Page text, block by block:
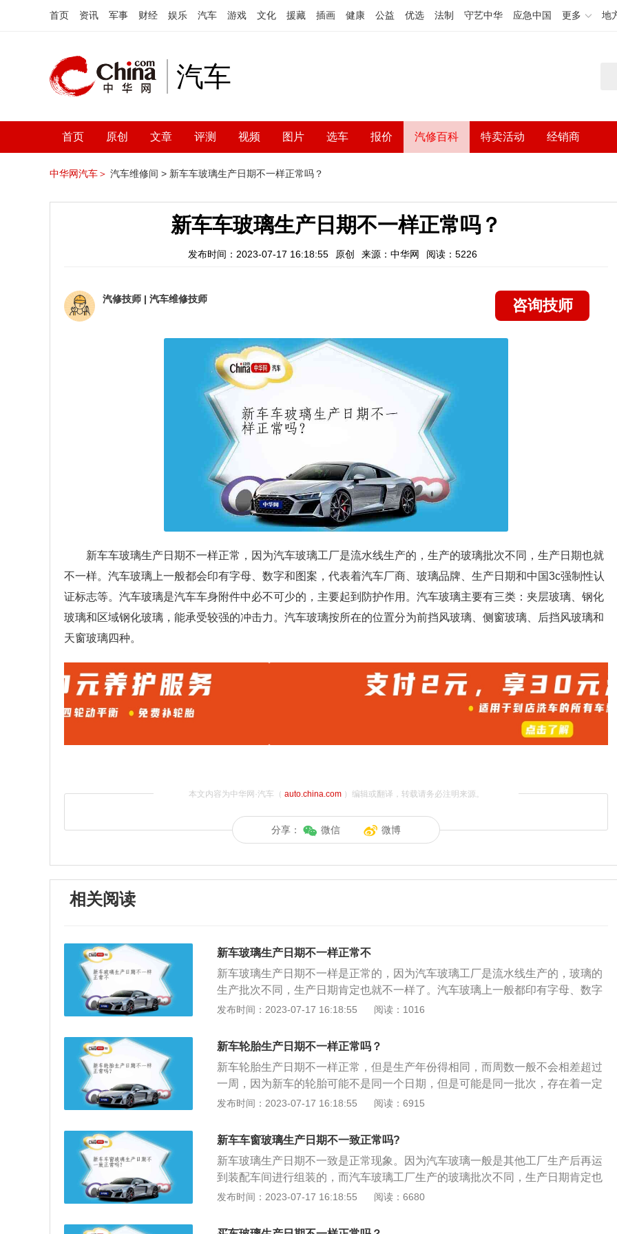
首页 资讯 军事 财经 娱乐 汽车 游戏 文化 援藏 插画 健康 公益 优选 法制 守艺中华 应急中国 更多 地
汽车
首页 原创 文章 评测 视频 图片 选车 报价 汽修百科 特卖活动 经销商
中华网汽车＞ 汽车维修间 > 新车车玻璃生产日期不一样正常吗？
新车车玻璃生产日期不一样正常吗？
发布时间：2023-07-17 16:18:55 原创 来源：中华网 阅读：5226
汽修技师 | 汽车维修技师 咨询技师
新车车玻璃生产日期不一样正常，因为汽车玻璃工厂是流水线生产的，生产的玻璃批次不同，生产日期也就
不一样。汽车玻璃上一般都会印有字母、数字和图案，代表着汽车厂商、玻璃品牌、生产日期和中国3c强制性认
证标志等。汽车玻璃是汽车车身附件中必不可少的，主要起到防护作用。汽车玻璃主要有三类：夹层玻璃、钢化
玻璃和区域钢化玻璃，能承受较强的冲击力。汽车玻璃按所在的位置分为前挡风玻璃、侧窗玻璃、后挡风玻璃和
天窗玻璃四种。
本文内容为中华网·汽车（ auto.china.com）编辑或翻译，转载请务必注明来源。
分享： 微信 微博
相关阅读
新车玻璃生产日期不一样正常不
新车玻璃生产日期不一样是正常的，因为汽车玻璃工厂是流水线生产的，玻璃的
生产批次不同，生产日期肯定也就不一样了。汽车玻璃上一般都印有字母、数字
和图案，代表着汽车厂商、玻璃品牌、生产日期和中国3c强制性认证标志等。汽
具体情况来选择合适的玻璃水，当我们发现风挡玻璃表面模糊的时候，用合适的
玻璃水进行清洗就会明亮许多。而夜间发现玻璃乱反光的问题，也可以用玻璃水
进行擦拭。另外在跑高速或者灰尘多的情况下，玻璃水会用得非常快，也要注意
及时注入新的玻璃水。
发布时间：2023-07-17 16:18:55 阅读：1016
新车轮胎生产日期不一样正常吗？
新车轮胎生产日期不一样正常，但是生产年份得相同，而周数一般不会相差超过
一周，因为新车的轮胎可能不是同一个日期，但是可能是同一批次，存在着一定
的时间差，使得4个轮胎日期不一致，但不会相差太多，如果相差太多的话就需
日期新的轮胎，生产日期最好在1年内。因为轮胎的主要原材料是橡胶，它会随
性变得很差，加速变得很慢，刹车的时候很有可能因为抓地力不够而失控。
发布时间：2023-07-17 16:18:55 阅读：6915
新车车窗玻璃生产日期不一致正常吗?
新车玻璃生产日期不一致是正常现象。因为汽车玻璃一般是其他工厂生产后再运
到装配车间进行组装的，而汽车玻璃工厂生产的玻璃批次不同，生产日期肯定也
不一样。玻璃备件会被提前一段时间备好货，不能保证每次都马上被组装上，所
1、看玻璃标，多数情况下，汽车玻璃在更换后，新玻璃上的标识和原厂玻璃会
发布时间：2023-07-17 16:18:55 阅读：6680